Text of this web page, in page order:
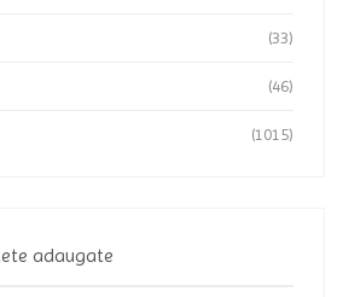
(33)
(46)
(1015)
adaugate